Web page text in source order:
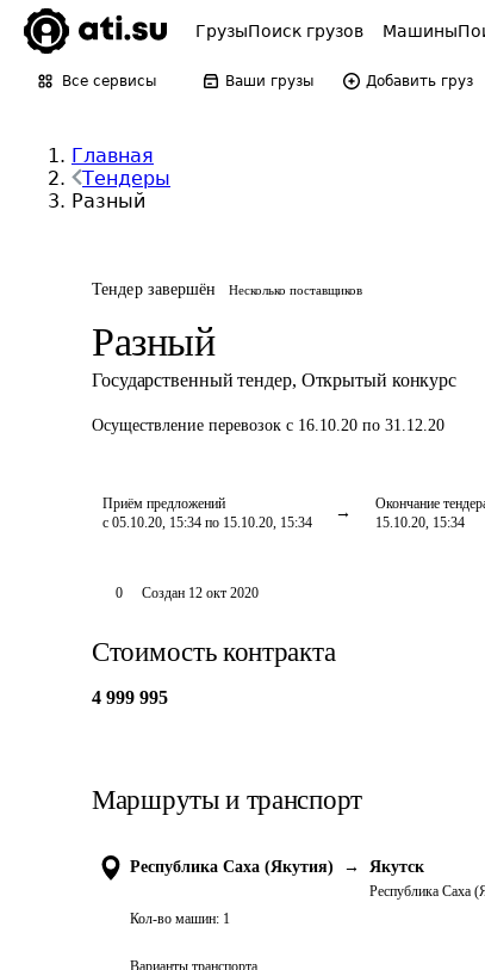
ГрузыПоиск грузов Машины
Все сервисы Ваши грузы Добавить груз
Главная
Тендеры
Разный
Тендер завершён Несколько поставщиков
Разный
Государственный тендер, Открытый конкурс
Осуществление перевозок с 16.10.20 по 31.12.20
Приём предложений
с 05.10.20, 15:34 по 15.10.20, 15:34
Окончание
15.10.20, 15:34
0 Создан 12 окт 2020
Стоимость контракта
4 999 995
Маршруты и транспорт
Республика Саха (Якутия) → Якутск
Республика Саха
Кол-во машин: 1
Варианты транспорта